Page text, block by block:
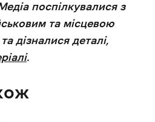
поспілкувалися з
та місцевою
дізналися деталі,
.